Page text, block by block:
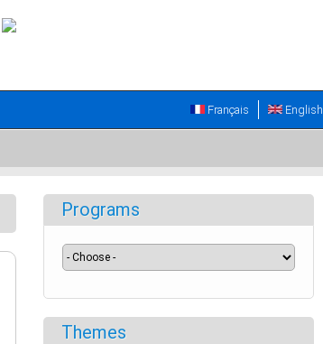
English
Français
Programs
Themes